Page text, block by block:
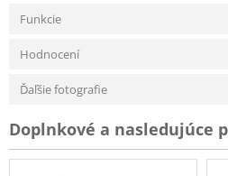
Funkcie
Hodnocení
Ďaľšie fotografie
Doplnkové a nasledujúce